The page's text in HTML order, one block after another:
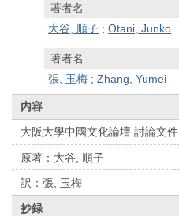
著者名
大谷, 順子 ;Otani, Junko
著者名
張, 玉梅 ;Zhang, Yumei
内容
大阪大學中國文化論壇 討論文件
原著：大谷, 順子
訳：張, 玉梅
抄録